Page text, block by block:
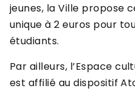
jeunes, la Ville propose
unique à 2 euros pour
étudiants.
Par ailleurs, l’Espace
est affilié au dispositif